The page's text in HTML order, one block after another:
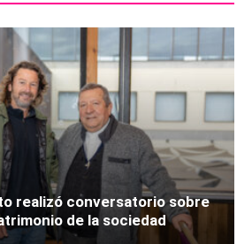
realizó conversatorio sobre
de la sociedad